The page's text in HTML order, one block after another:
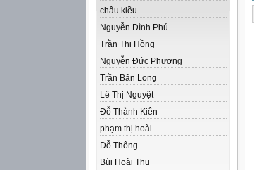
châu kiều
Nguyễn Đình Phú
Trần Thị Hồng
Nguyễn Đức Phương
Trần Băn Long
Lê Thị Nguyệt
Đỗ Thành Kiên
phạm thị hoài
Đỗ Thông
Bùi Hoài Thu